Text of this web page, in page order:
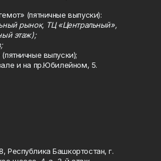
(пятничные выпуски):
рынок, ТЦ «Центральный»,
этаж);
выпуски);
и на пр.Юбилейном, 5.
Республика Башкортостан, г.